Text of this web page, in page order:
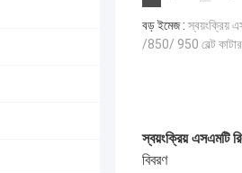
বড় ইমেজ : স্বয়ংক্রিয়
/850/ 950 বেল্ট কাটার
স্বয়ংক্রিয় এসএমটি
বিবরণ